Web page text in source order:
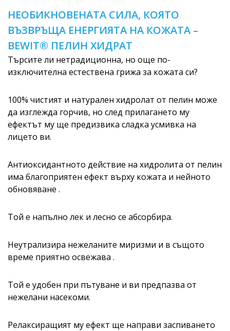
НЕОБИКНОВЕНАТА СИЛА, КОЯТО
ВЪЗВРЪЩА ЕНЕРГИЯТА НА КОЖАТА –
BEWIT® ПЕЛИН ХИДРАТ
Търсите ли нетрадиционна, но още по-
изключителна естествена грижа за кожата си?
100% чистият и натурален хидролат от пелин може
да изглежда горчив, но след прилагането му
ефектът му ще предизвика сладка усмивка на
лицето ви.
Антиоксидантното действие на хидролита от пелин
има благоприятен ефект върху кожата и нейното
обновяване .
Той е напълно лек и лесно се абсорбира.
Неутрализира нежеланите миризми и в същото
време приятно освежава .
Той е удобен при пътуване и ви предпазва от
нежелани насекоми.
Релаксиращият му ефект ще направи заспиването